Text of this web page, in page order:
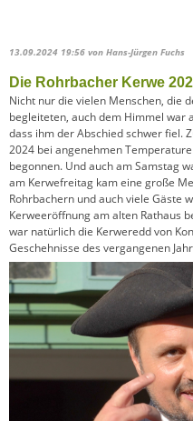
13.09.2024 19:56 von Hans-Jürgen Fuchs
Die Rohrbacher Kerwe
Nicht nur die vielen Menschen, die
begleiteten, auch dem Himmel war
dass ihm der Abschied schwer fiel.
2024 bei angenehmen
begonnen. Und auch am Samstag
am Kerwefreitag kam eine große
Rohrbachern und auch viele Gäste
Kerweeröffnung am alten Rathaus
war natürlich die Kerweredd von
Geschehnisse des vergangenen